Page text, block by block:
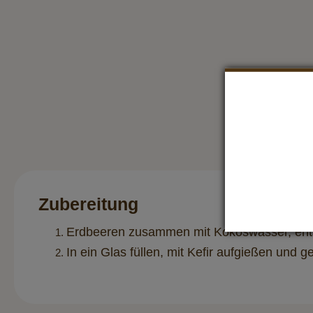
Zubereitung
Erdbeeren zusammen mit Kokoswasser,
In ein Glas füllen, mit Kefir aufgießen und